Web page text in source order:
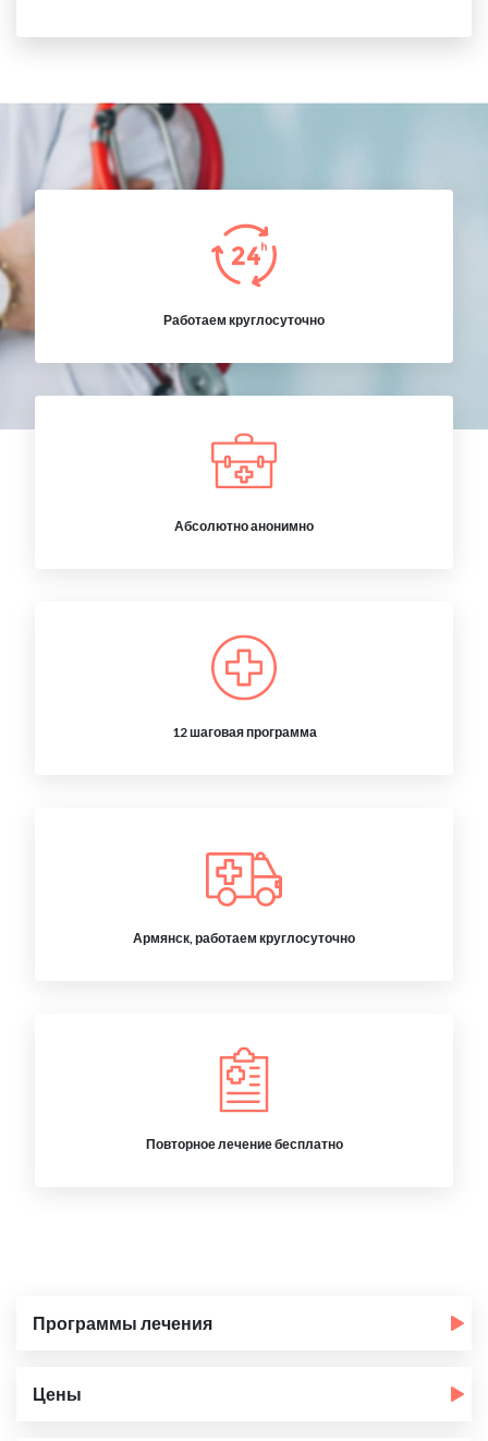
Работаем круглосуточно
Абсолютно анонимно
12 шаговая программа
Армянск, работаем круглосуточно
Повторное лечение бесплатно
Программы лечения
Цены